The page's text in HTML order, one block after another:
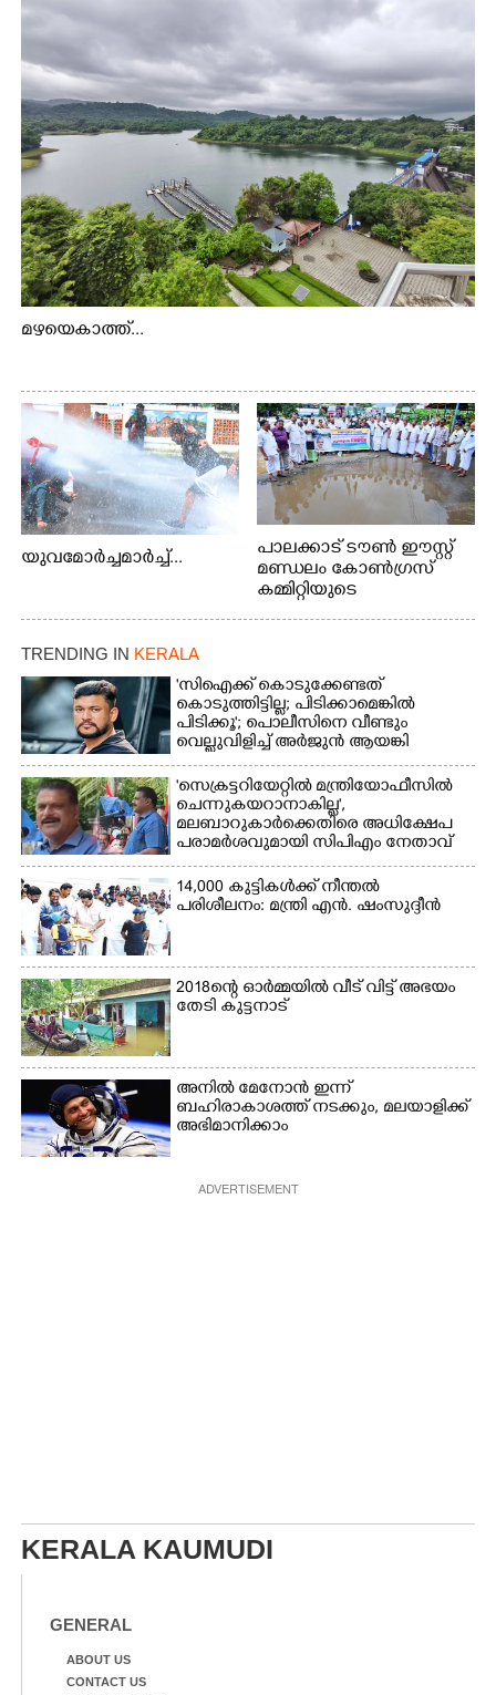
മഴയെകാത്ത്...
യുവമോർച്ചമാർച്ച്...
പാലക്കാട് ടൗൺ ഈസ്റ്റ്
മണ്ഡലം കോൺഗ്രസ്
കമ്മിറ്റിയുടെ
TRENDING IN KERALA
'സിഐക്ക് കൊടുക്കേണ്ടത്
കൊടുത്തിട്ടില്ല; പിടിക്കാമെങ്കിൽ
പിടിക്കൂ'; പൊലീസിനെ വീണ്ടും
വെല്ലുവിളിച്ച് അർജുൻ ആയങ്കി
'സെക്രട്ടറിയേറ്റിൽ മന്ത്രിയോഫീസിൽ
ചെന്നുകയറാനാകില്ല',
മലബാറുകാർക്കെതിരെ അധിക്ഷേപ
പരാമർശവുമായി സിപിഎം നേതാവ്‌
14,000 കുട്ടികൾക്ക് നീന്തൽ
പരിശീലനം: മന്ത്രി എൻ. ഷംസുദ്ദീൻ
2018ന്റെ ഓർമ്മയിൽ വീട് വിട്ട് അഭയം
തേടി കുട്ടനാട്
അനിൽ മേനോൻ ഇന്ന്
ബഹിരാകാശത്ത് നടക്കും, മലയാളിക്ക്
അഭിമാനിക്കാം
ADVERTISEMENT
KERALA KAUMUDI
GENERAL
ABOUT US
CONTACT US